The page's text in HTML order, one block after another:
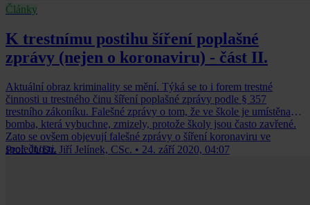
Články
K trestnímu postihu šíření poplašné
zprávy (nejen o koronaviru) - část II.
Aktuální obraz kriminality se mění. Týká se to i forem trestné
činnosti u trestného činu šíření poplašné zprávy podle § 357
trestního zákoníku. Falešné zprávy o tom, že ve škole je umístěna
bomba, která vybuchne, zmizely, protože školy jsou často zavřené.
Zato se ovšem objevují falešné zprávy o šíření koronaviru ve
společnosti.
Prof. JUDr. Jiří Jelínek, CSc. • 24. září 2020, 04:07